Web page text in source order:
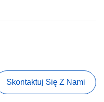
Skontaktuj Się Z Nami